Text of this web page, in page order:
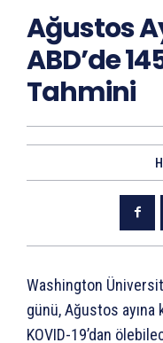
Ağustos
ABD’de
Tahmini
Washington
günü, Ağustos ayına
KOVID-19’dan